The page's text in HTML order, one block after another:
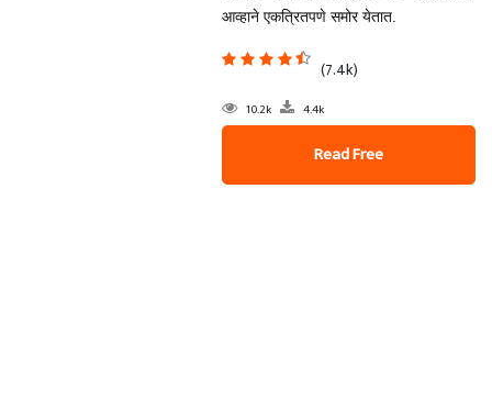
आव्हाने एकत्रितपणे समोर येतात.
(7.4k)
10.2k 4.4k
Read Free